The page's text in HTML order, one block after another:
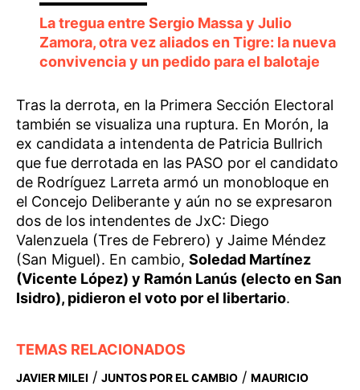
La tregua entre Sergio Massa y Julio
Zamora, otra vez aliados en Tigre: la nueva
convivencia y un pedido para el balotaje
Tras la derrota, en la Primera Sección Electoral
también se visualiza una ruptura. En Morón, la
ex candidata a intendenta de Patricia Bullrich
que fue derrotada en las PASO por el candidato
de Rodríguez Larreta armó un monobloque en
el Concejo Deliberante y aún no se expresaron
dos de los intendentes de JxC: Diego
Valenzuela (Tres de Febrero) y Jaime Méndez
(San Miguel). En cambio, Soledad Martínez
(Vicente López) y Ramón Lanús (electo en San
Isidro), pidieron el voto por el libertario.
TEMAS RELACIONADOS
JAVIER MILEI / JUNTOS POR EL CAMBIO / MAURICIO